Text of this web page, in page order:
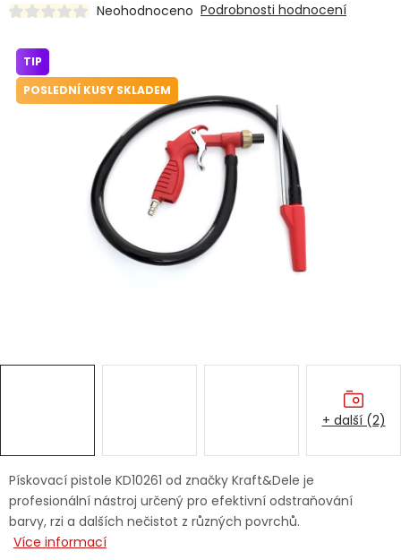
Domácnost
Dětská hřiště
Autodoplňky
Značky
Pískovací pistole KD10261 od značky Kraft&Dele je
profesionální nástroj určený pro efektivní odstraňování
barvy, rzi a dalších nečistot z různých povrchů.
Více informací
Neohodnoceno Podrobnosti hodnocení
TIP
POSLEDNÍ KUSY SKLADEM
+ další (2)